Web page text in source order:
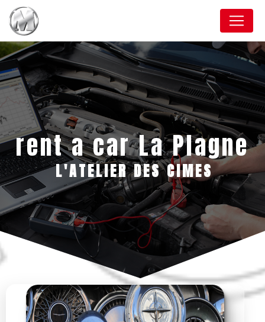
rent a car La Plagne
L'ATELIER DES CIMES
Panneau de gestion des cookies